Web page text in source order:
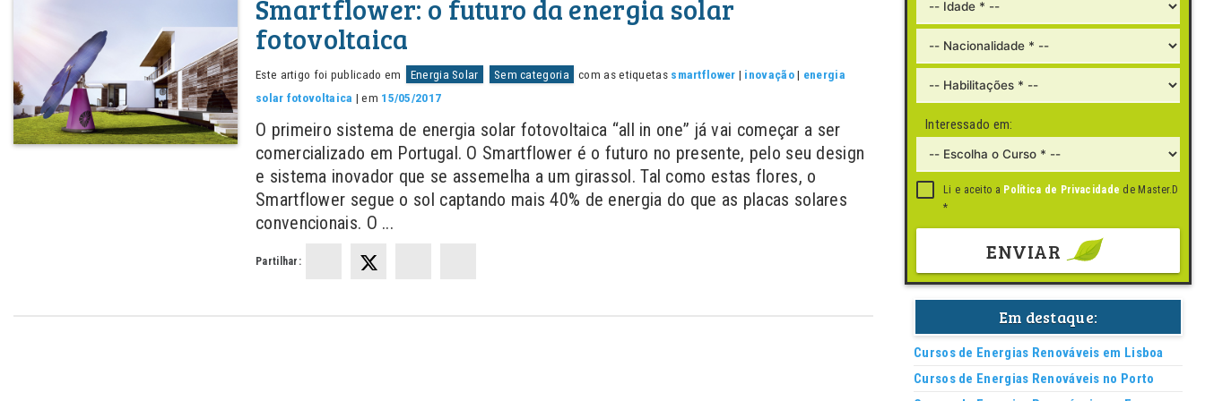
Smartflower: o futuro da energia solar
fotovoltaica
Este artigo foi publicado em Energia Solar Sem categoria com as etiquetas smartflower | inovação| energia
solar fotovoltaica | em 15/05/2017
O primeiro sistema de energia solar fotovoltaica “all in one” já vai começar a ser
comercializado em Portugal. O Smartflower é o futuro no presente, pelo seu design
e sistema inovador que se assemelha a um girassol. Tal como estas flores, o
Smartflower segue o sol captando mais 40% de energia do que as placas solares
convencionais. O ...
Partilhar:
Interessado em:
Li e aceito a Política de Privacidade de Master.D
*
ENVIAR
Em destaque:
Cursos de Energias Renováveis em Lisboa
Cursos de Energias Renováveis no Porto